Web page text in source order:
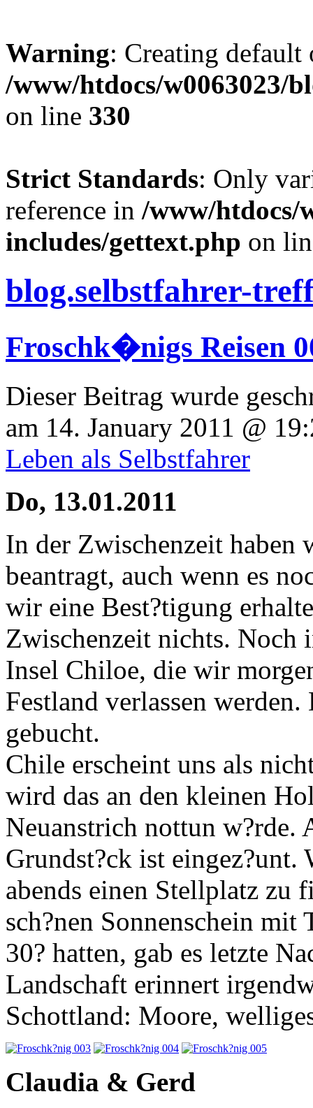
Warning: Creating
/www/htdocs/w0063023/
on line 330
Strict Standards: Only
reference in /www/htdocs/
includes/gettext.php on
blog.selbstfahrer-
Froschk�nigs Reisen
Dieser Beitrag wurde
am 14. January 2011 @
Leben als Selbstfahrer
Do, 13.01.2011
In der Zwischenzeit haben
beantragt, auch wenn es
wir eine Best?tigung
Zwischenzeit nichts. Noch
Insel Chiloe, die wir
Festland verlassen
gebucht.
Chile erscheint uns als
wird das an den kleinen
Neuanstrich nottun w?rde.
Grundst?ck ist eingez?unt.
abends einen Stellplatz zu
sch?nen Sonnenschein mit
30? hatten, gab es letzte
Landschaft erinnert
Schottland: Moore,
Claudia & Gerd